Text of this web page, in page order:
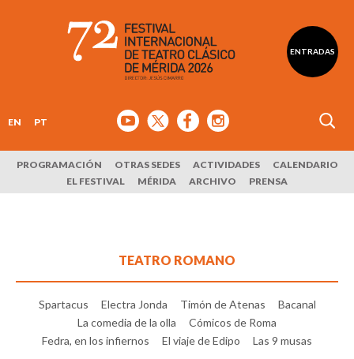
ENTRADAS
EN PT
PROGRAMACIÓN OTRAS SEDES ACTIVIDADES
CALENDARIO
EL FESTIVAL
MÉRIDA ARCHIVO PRENSA
TEATRO ROMANO
Spartacus Electra Jonda Timón de Atenas
Bacanal
La comedia de la olla
Cómicos de Roma
Fedra, en los infiernos
El viaje de Edipo Las 9 musas